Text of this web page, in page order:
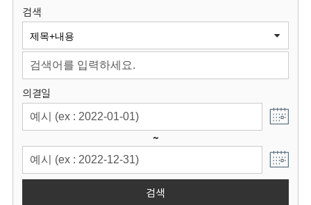
원
회
검색
의결일
~
검색